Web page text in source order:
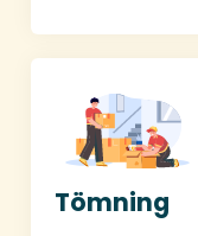
Tömning